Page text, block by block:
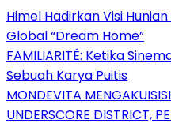
Himel Hadirkan Visi
Global “Dream Home”
FAMILIARITÉ: Ketika
Sebuah Karya Puitis
MONDEVITA
UNDERSCORE DISTRICT,